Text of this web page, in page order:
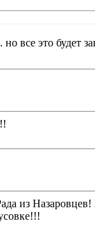
все это будет
из